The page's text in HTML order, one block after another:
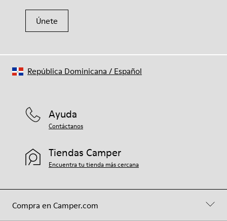
Únete
Compra en Camper.com
Ayuda
Contáctanos
Tiendas Camper
Encuentra tu tienda más cercana
República Dominicana / Español